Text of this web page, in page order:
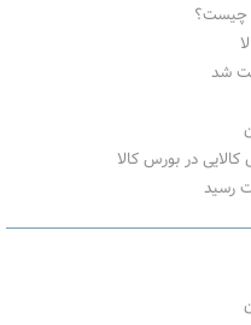
چیست؟
شد
در بورس کالا